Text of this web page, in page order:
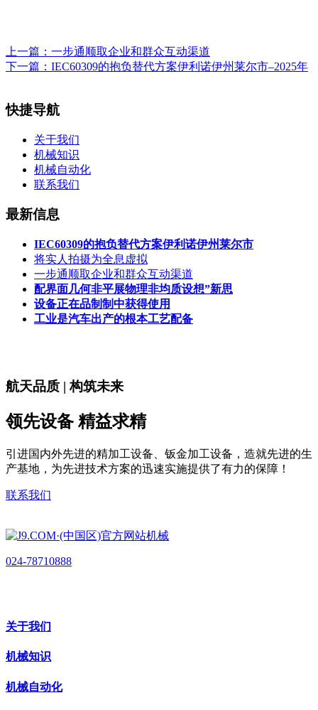
上一篇： 一步通顺取企业和群众互动渠道
下一篇： IEC60309的抱负替代方案伊利诺伊州莱尔市–2025年
快捷导航
关于我们
机械知识
机械自动化
联系我们
最新信息
IEC60309的抱负替代方案伊利诺伊州莱尔市
将实人拍摄为全息虚拟
一步通顺取企业和群众互动渠道
配界面几何非平展物理非均质设想”新思
设备正在品制制中获得使用
工业是汽车出产的根本工艺配备
航天品质 | 构筑未来
领先设备 精益求精
引进国内外先进的精加工设备、钣金加工设备，造就先进的生
产基地，为先进技术方案的迅速实施提供了有力的保障！
联系我们
024-78710888
关于我们
机械知识
机械自动化